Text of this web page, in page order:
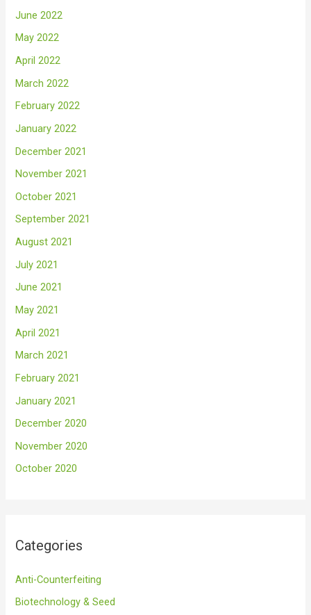
June 2022
May 2022
April 2022
March 2022
February 2022
January 2022
December 2021
November 2021
October 2021
September 2021
August 2021
July 2021
June 2021
May 2021
April 2021
March 2021
February 2021
January 2021
December 2020
November 2020
October 2020
Categories
Anti-Counterfeiting
Biotechnology & Seed